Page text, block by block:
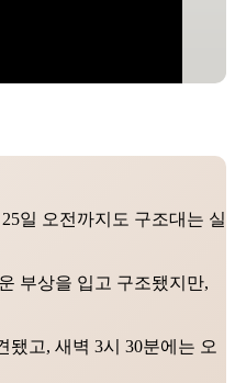
일 오전까지도 구조대는 실
부상을 입고 구조됐지만,
고, 새벽 3시 30분에는 오